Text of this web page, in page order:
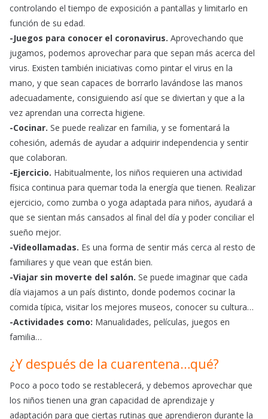
controlando el tiempo de exposición a pantallas y limitarlo en
función de su edad.
-Juegos para conocer el coronavirus. Aprovechando que
jugamos, podemos aprovechar para que sepan más acerca del
virus. Existen también iniciativas como pintar el virus en la
mano, y que sean capaces de borrarlo lavándose las manos
adecuadamente, consiguiendo así que se diviertan y que a la
vez aprendan una correcta higiene.
-Cocinar. Se puede realizar en familia, y se fomentará la
cohesión, además de ayudar a adquirir independencia y sentir
que colaboran.
-Ejercicio. Habitualmente, los niños requieren una actividad
física continua para quemar toda la energía que tienen. Realizar
ejercicio, como zumba o yoga adaptada para niños, ayudará a
que se sientan más cansados al final del día y poder conciliar el
sueño mejor.
-Videollamadas. Es una forma de sentir más cerca al resto de
familiares y que vean que están bien.
-Viajar sin moverte del salón. Se puede imaginar que cada
día viajamos a un país distinto, donde podemos cocinar la
comida típica, visitar los mejores museos, conocer su cultura…
-Actividades como: Manualidades, películas, juegos en
familia…
¿Y después de la cuarentena…qué?
Poco a poco todo se restablecerá, y debemos aprovechar que
los niños tienen una gran capacidad de aprendizaje y
adaptación para que ciertas rutinas que aprendieron durante la